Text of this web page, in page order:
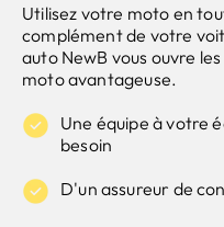
Utilisez votre moto en
complément de votre
auto NewB vous ouvre
motoavantageuse.
Une équipe à votre
besoin
D'un assureur de